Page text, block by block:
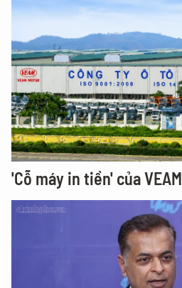
'Cỗ máy in tiền' của VEAM